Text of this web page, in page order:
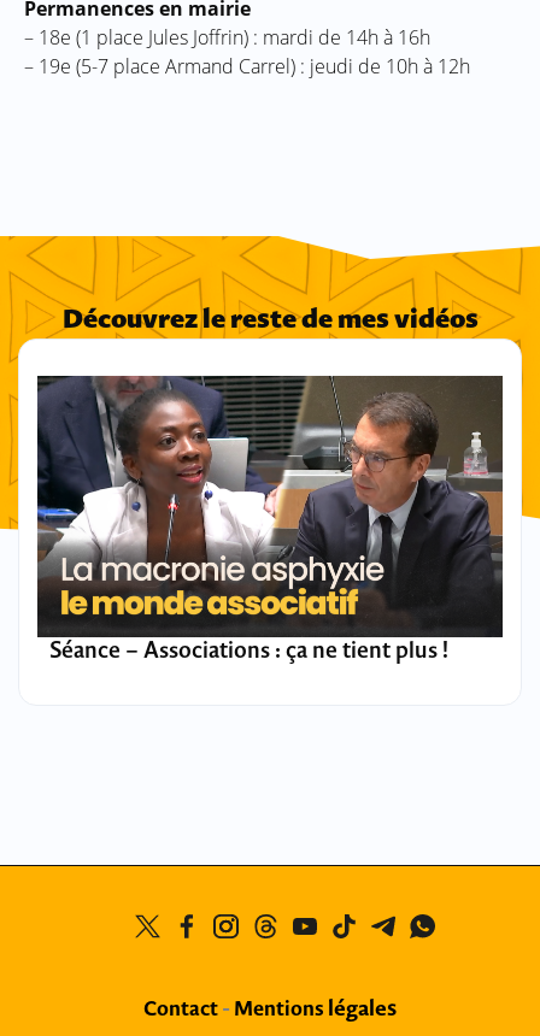
Permanences en mairie
– 18e (1 place Jules Joffrin) : mardi de 14h à 16h
– 19e (5-7 place Armand Carrel) : jeudi de 10h à 12h
Découvrez le reste de mes vidéos
Séance – Associations : ça ne tient plus !
Contact - Mentions légales